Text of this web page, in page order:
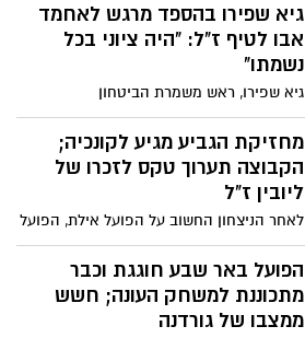
בפרט, כאשר המוקד הוא על זמן ההגעה
למוסדות האקדמאיים בערים הגדולות. אז
כמה זמן ייקח לסטודנט שגר במצפה רמון
גיא שפירו בהספד מרגש לאחמד
אבו לטיף ז"ל: "היה ציוני בכל
נשמתו"
גיא שפירו, ראש משמרת הביטחון
באוניברסיטת בן גוריון, פירסם הספד מרגש
לזכרו של אחמד אבו-לטיף ז"ל שנפל באסון
ברצועה בשבוע שעבר: "זכינו להכיר אחד את
השני בצורה מעמיקה במשמרות הלילה.
חונכתי על ערכי הדת, ציונות וקבלת האחר וגם
אתה הייתה כמוני רק בגרסה משופרת"
מחזיקת הגביע מגיע לקונכיה;
הקבוצה תערוך טקס לזכרו של
ליובין ז"ל
לאחר הניצחון החשוב על הפועל אילת, הפועל
באר שבע/דימונה תארח הערב את מחזיקת
הגביע, הפועל ירושלים לקרב לא פשוט כלל.
עוד לפני כן, תערוך הקבוצה טקס לזכרו של
מאמנה הקודם ליאור ליובין ז"ל, שנפטר
הפועל באר שבע חוגגת וכבר
מתכוננת למשחק העונה; חשש
ממצבו של גורדנה